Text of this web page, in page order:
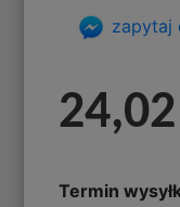
zapytaj
24,02
Termin